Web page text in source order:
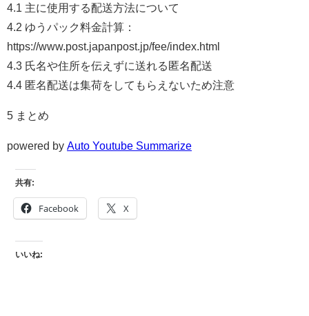
4.1 主に使用する配送方法について
4.2 ゆうパック料金計算：
https://www.post.japanpost.jp/fee/index.html
4.3 氏名や住所を伝えずに送れる匿名配送
4.4 匿名配送は集荷をしてもらえないため注意
5 まとめ
powered by Auto Youtube Summarize
共有:
Facebook X
いいね: